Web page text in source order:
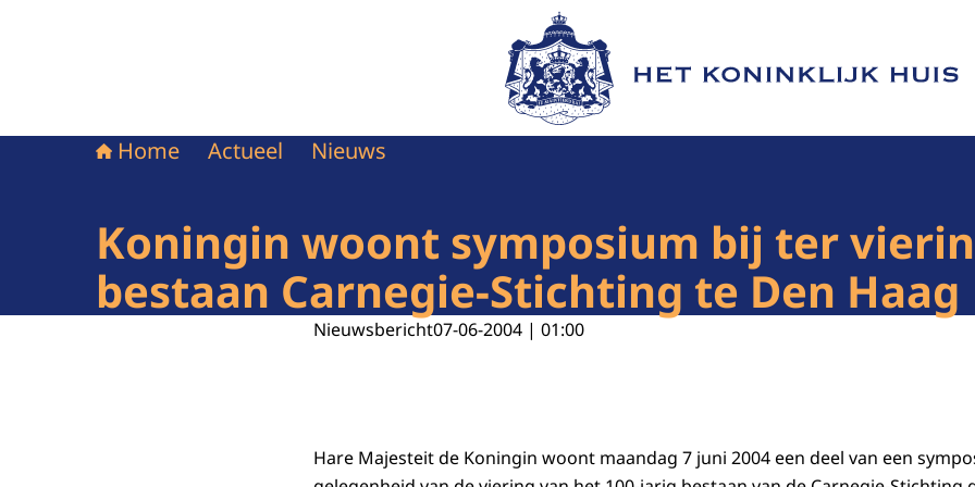
Naar de homepage van Het Koninklijk Huis
Home Actueel Nieuws
Koningin woont symposium bij ter
bestaan Carnegie-Stichting te Den Haag
Nieuwsbericht07-06-2004 | 01:00
Hare Majesteit de Koningin woont maandag 7 juni 2004 een deel van een